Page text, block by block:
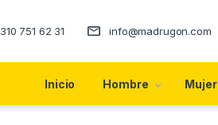
751 62 31 info@madrugon.com
Inicio Hombre Mujer